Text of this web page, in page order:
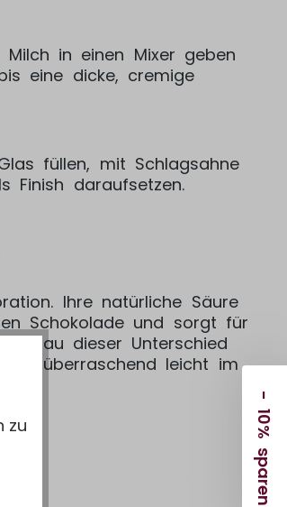
Milch in einen Mixer geben
eine dicke, cremige
füllen, mit Schlagsahne
Finish daraufsetzen.
Ihre natürliche Säure
Schokolade und sorgt für
dieser Unterschied
überraschend leicht im
zu
- 10% sparen